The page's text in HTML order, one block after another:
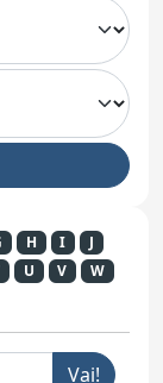
H I
J
U V
W